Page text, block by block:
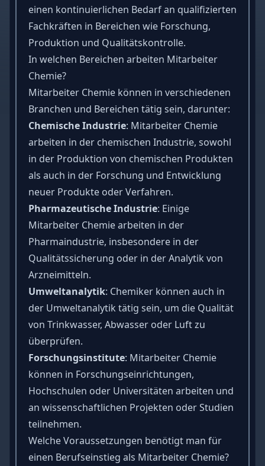
einen kontinuierlichen Bedarf an qualifizierten
Fachkräften in Bereichen wie Forschung,
Produktion und Qualitätskontrolle.
In welchen Bereichen arbeiten Mitarbeiter
Chemie?
Mitarbeiter Chemie können in verschiedenen
Branchen und Bereichen tätig sein, darunter:
Chemische Industrie: Mitarbeiter Chemie
arbeiten in der chemischen Industrie, sowohl
in der Produktion von chemischen Produkten
als auch in der Forschung und Entwicklung
neuer Produkte oder Verfahren.
Pharmazeutische Industrie: Einige
Mitarbeiter Chemie arbeiten in der
Pharmaindustrie, insbesondere in der
Qualitätssicherung oder in der Analytik von
Arzneimitteln.
Umweltanalytik: Chemiker können auch in
der Umweltanalytik tätig sein, um die Qualität
von Trinkwasser, Abwasser oder Luft zu
überprüfen.
Forschungsinstitute: Mitarbeiter Chemie
können in Forschungseinrichtungen,
Hochschulen oder Universitäten arbeiten und
an wissenschaftlichen Projekten oder Studien
teilnehmen.
Welche Voraussetzungen benötigt man für
einen Berufseinstieg als Mitarbeiter Chemie?